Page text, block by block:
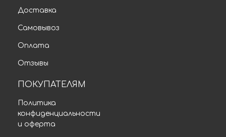
Доставка
Самовывоз
Оплата
Отзывы
ПОКУПАТЕЛЯМ
Политика
конфиденциальности
и оферта